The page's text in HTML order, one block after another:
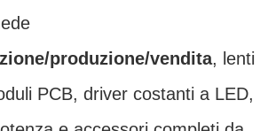
produzione/vendita, lenti
PCB, driver costanti a LED,